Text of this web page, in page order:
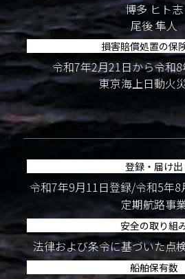
博多 ヒト志
尾後 隼人
損害賠償処置の保
令和7年2月21日から令和
東京海上日動火
登録・届け出
令和7年9月11日登録/令和5年
定期航路事
安全の取り組
法律および条令に基づいた点
船舶保有数